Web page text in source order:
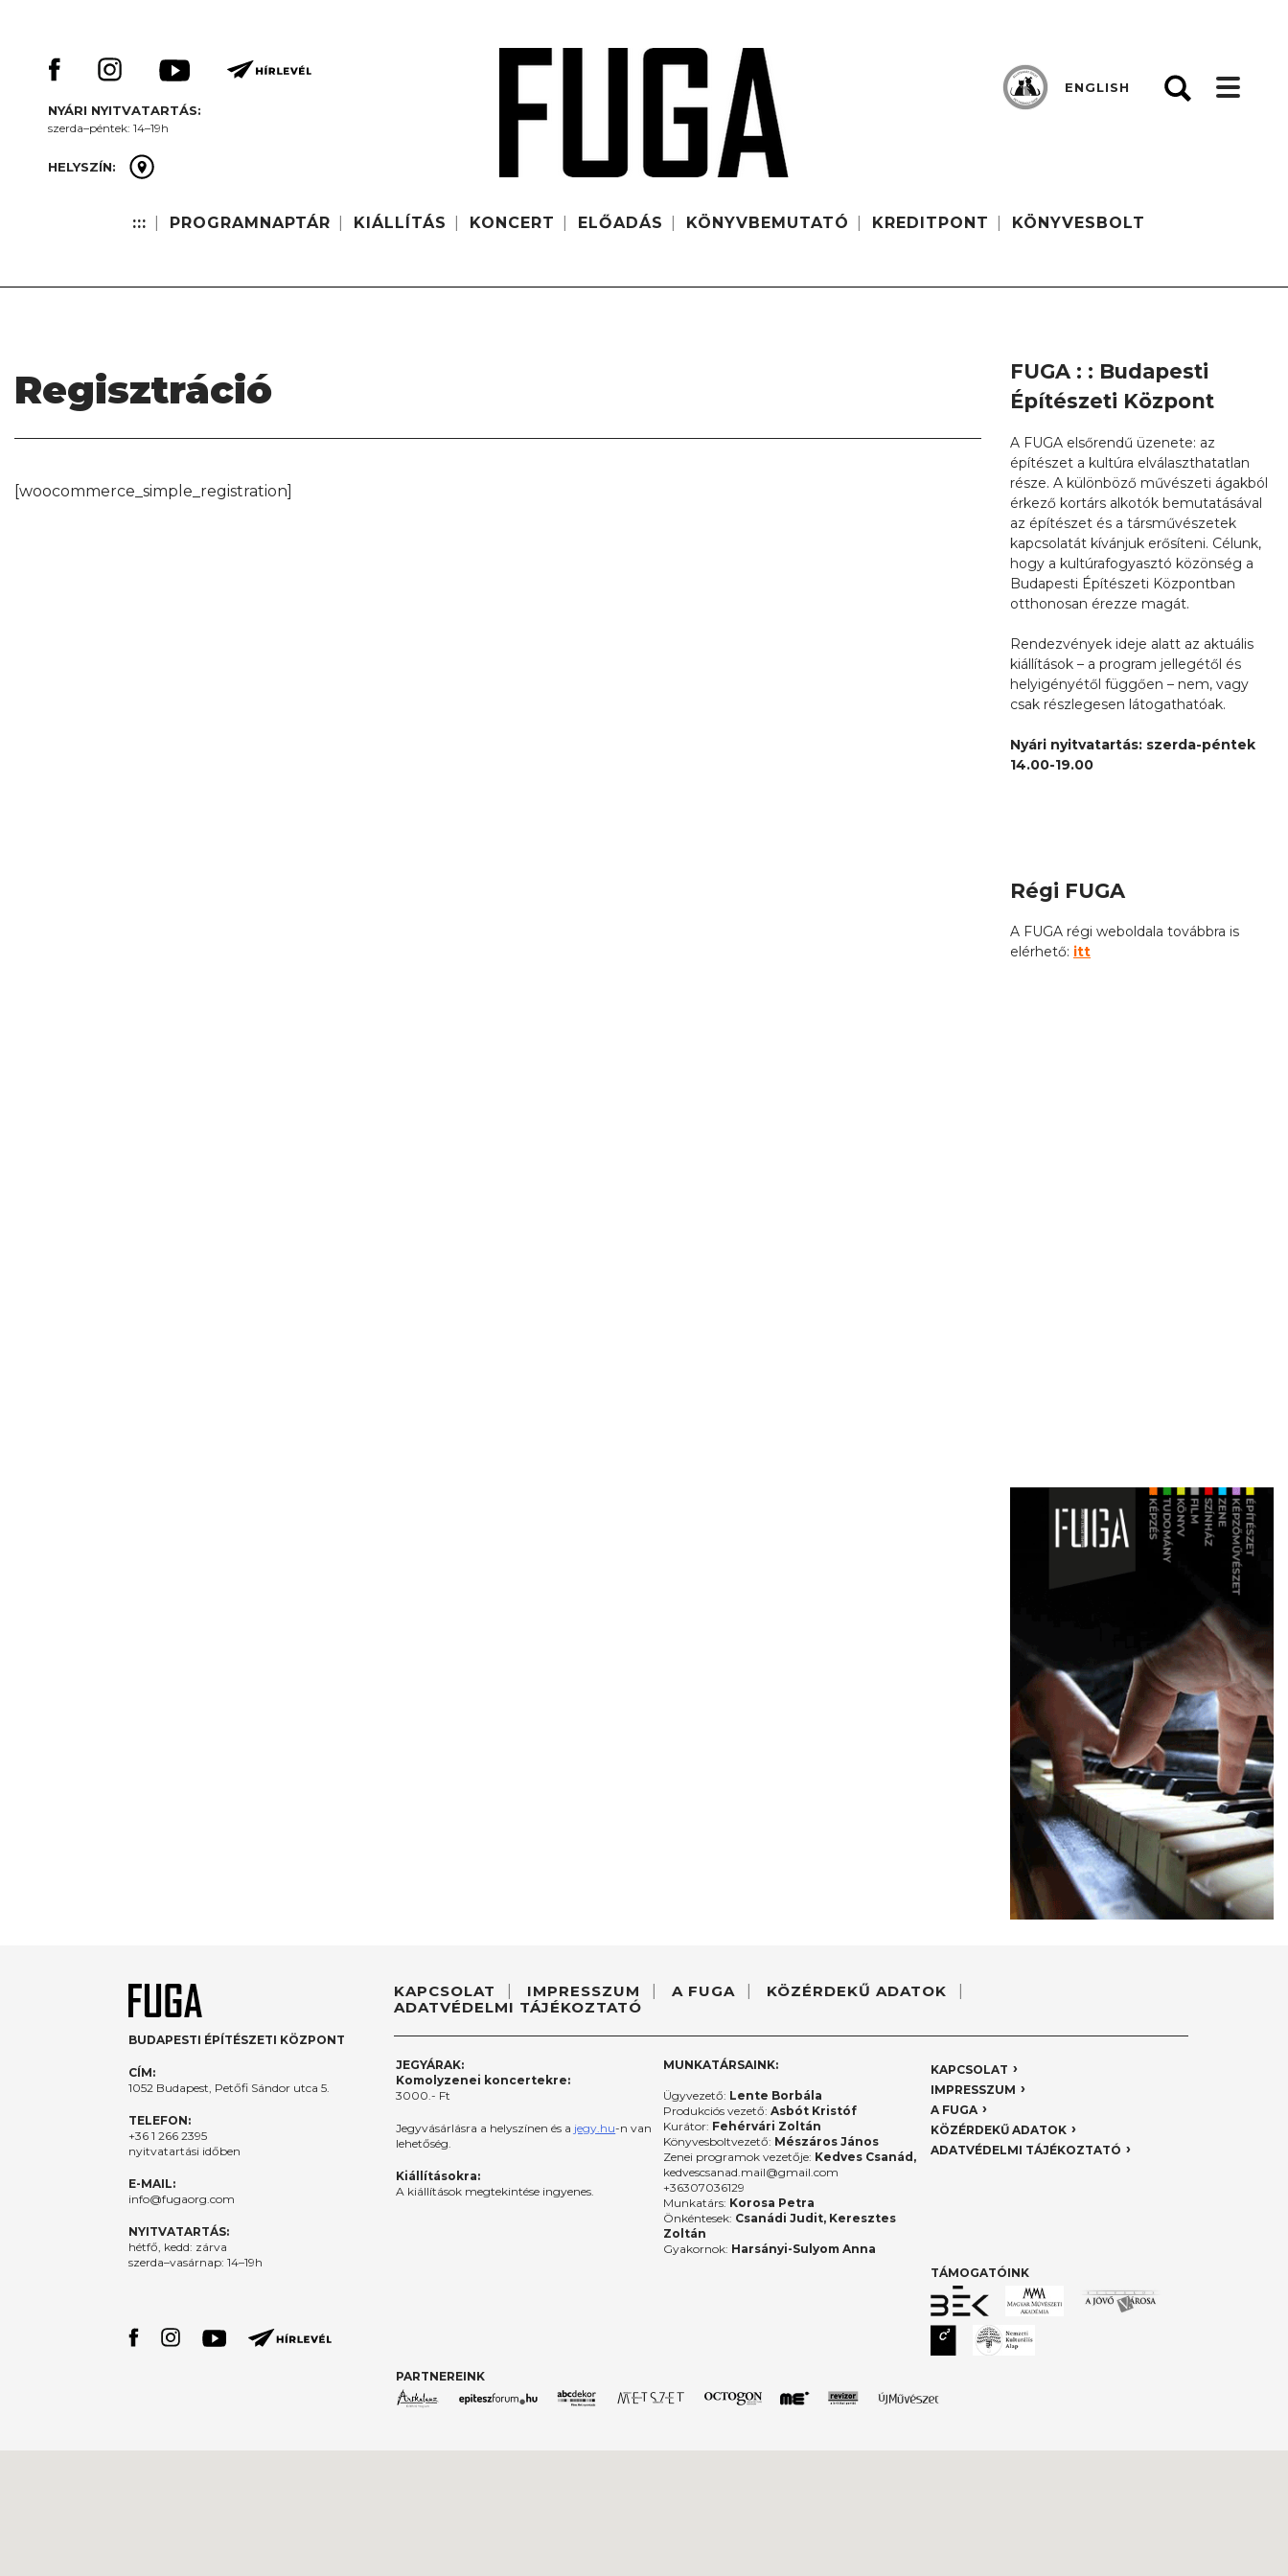
NYÁRI NYITVATARTÁS:
szerda–péntek: 14–19h
HELYSZÍN:
::: PROGRAMNAPTÁR KIÁLLÍTÁS KONCERT ELŐADÁS KÖNYVBEMUTATÓ KREDITPONT KÖNYVESBOLT
ENGLISH
Regisztráció
[woocommerce_simple_registration]
FUGA : : Budapesti
Építészeti Központ
A FUGA elsőrendű üzenete: az
építészet a kultúra elválaszthatatlan
része. A különböző művészeti ágakból
érkező kortárs alkotók bemutatásával
az építészet és a társművészetek
kapcsolatát kívánjuk erősíteni. Célunk,
hogy a kultúrafogyasztó közönség a
Budapesti Építészeti Központban
otthonosan érezze magát.
Rendezvények ideje alatt az aktuális
kiállítások – a program jellegétől és
helyigényétől függően – nem, vagy
csak részlegesen látogathatóak.
Nyári nyitvatartás: szerda-péntek
14.00-19.00
Régi FUGA
A FUGA régi weboldala továbbra is
elérhető: itt
BUDAPESTI ÉPÍTÉSZETI KÖZPONT
CÍM:
1052 Budapest, Petőfi Sándor utca 5.
TELEFON:
+36 1 266 2395
nyitvatartási időben
E-MAIL:
info@fugaorg.com
NYITVATARTÁS:
hétfő, kedd: zárva
szerda–vasárnap: 14–19h
KAPCSOLAT IMPRESSZUM A FUGA
KÖZÉRDEKŰ ADATOK
ADATVÉDELMI TÁJÉKOZTATÓ
JEGYÁRAK:
Komolyzenei koncertekre:
3000.- Ft
Jegyvásárlásra a helyszínen és a jegy.hu-n van
lehetőség.
Kiállításokra:
A kiállítások megtekintése ingyenes.
MUNKATÁRSAINK:
Ügyvezető: Lente Borbála
Produkciós vezető: Asbót Kristóf
Kurátor: Fehérvári Zoltán
Könyvesboltvezető: Mészáros János
Zenei programok vezetője: Kedves Csanád,
kedvescsanad.mail@gmail.com
+36307036129
Munkatárs: Korosa Petra
Önkéntesek: Csanádi Judit, Keresztes
Zoltán
Gyakornok: Harsányi-Sulyom Anna
KAPCSOLAT
IMPRESSZUM
A FUGA
KÖZÉRDEKŰ ADATOK
ADATVÉDELMI TÁJÉKOZTATÓ
TÁMOGATÓINK
PARTNEREINK